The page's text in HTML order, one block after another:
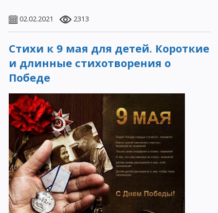
02.02.2021 2313
Стихи к 9 мая для детей. Короткие
и длинные стихотворения о
Победе